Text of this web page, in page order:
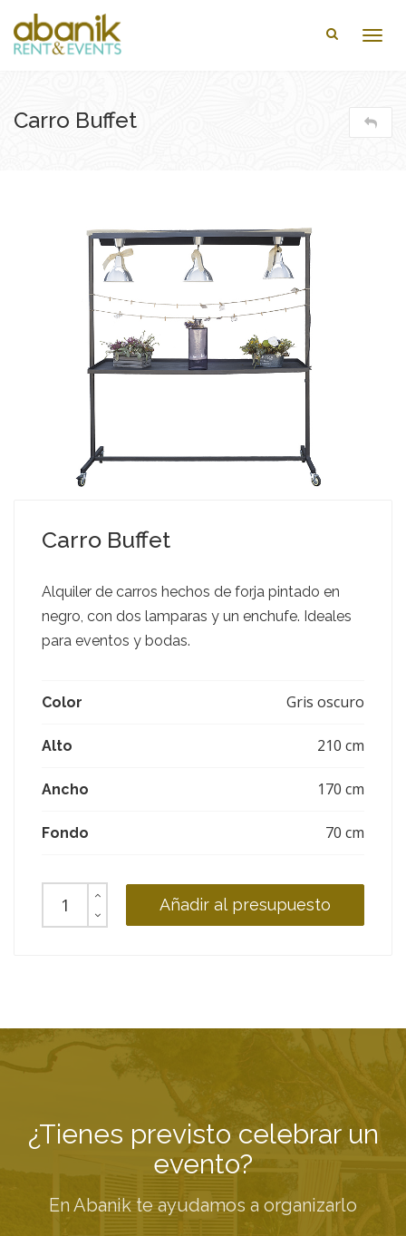
Carro Buffet
Carro Buffet
Alquiler de carros hechos de forja pintado en
negro, con dos lamparas y un enchufe. Ideales
para eventos y bodas.
Color Gris oscuro
Alto 210 cm
Ancho 170 cm
Fondo 70 cm
Añadir al presupuesto
¿Tienes previsto celebrar un
evento?
En Abanik te ayudamos a organizarlo